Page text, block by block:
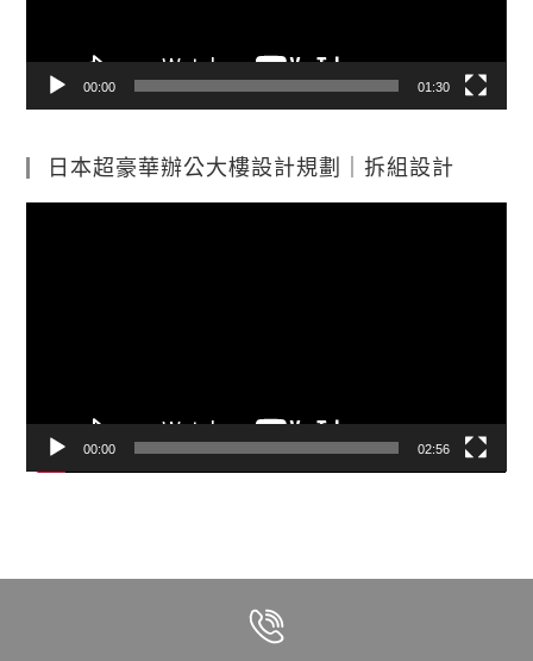
00:00 01:30
日本超豪華辦公大樓設計規劃｜拆組設計
00:00 02:56